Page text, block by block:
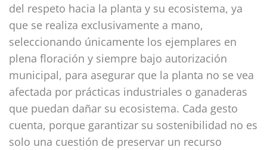
del respeto hacia la planta y su ecosistema, ya
que se realiza exclusivamente a mano,
seleccionando únicamente los ejemplares en
plena floración y siempre bajo autorización
municipal, para asegurar que la planta no se vea
afectada por prácticas industriales o ganaderas
que puedan dañar su ecosistema. Cada gesto
cuenta, porque garantizar su sostenibilidad no es
solo una cuestión de preservar un recurso